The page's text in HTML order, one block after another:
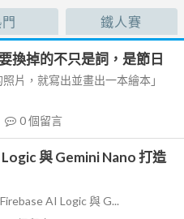
鐵人賽
換掉的不只是詞，是節日
片，就寫出並畫出一本繪本」
0個留言
與 Gemini Nano 打造
AI Logic 與 G...